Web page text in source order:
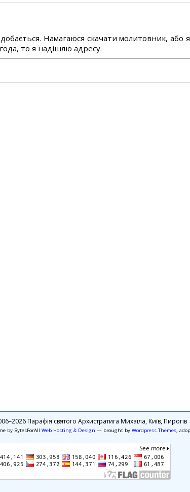
Намагаюся скачати молитовник, або
то я надішлю адресу.
Парафія святого Архистратига Михаїла, Київ, Пирогів
by BytesForAll Web Hosting & Design — brought by Wordpress Themes,